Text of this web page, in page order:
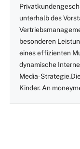
unterhalb des
besonderen
eines effizienten
dynamische
Media-
Kinder. An